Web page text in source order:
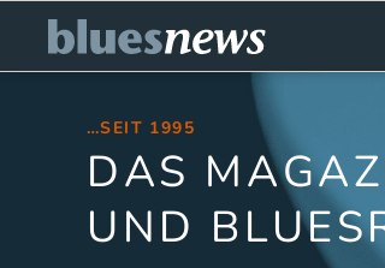
…SEIT 1995
DAS
UND